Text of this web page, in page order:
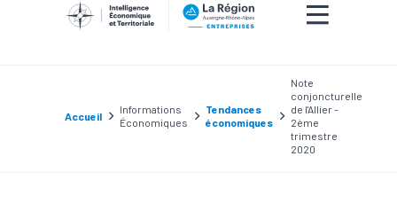
Accueil
Informations
Économiques
Tendances
économiques
Note
conjoncturelle
de l'Allier -
2ème
trimestre
2020